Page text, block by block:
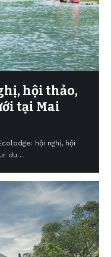
hội thảo,
tại Mai
hội nghị, hội
du…